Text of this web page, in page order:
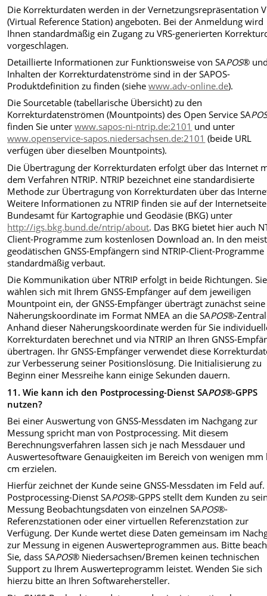
Die Korrekturdaten werden in der Vernetzungsrepräsentation
(Virtual Reference Station) angeboten. Bei der Anmeldung wird
Ihnen standardmäßig ein Zugang zu VRS-generierten
vorgeschlagen.
Detaillierte Informationen zur Funktionsweise von SAPOS®
Inhalten der Korrekturdatenströme sind in der SAPOS-
Produktdefinition zu finden (siehewww.adv-online.de).
Die Sourcetable (tabellarische Übersicht) zu den
Korrekturdatenströmen (Mountpoints) des Open Service SA
finden Sie unterwww.sapos-ni-ntrip.de:2101 und unter
www.openservice-sapos.niedersachsen.de:2101 (beide URL
verfügen über dieselben Mountpoints).
Die Übertragung der Korrekturdaten erfolgt über das Internet
dem Verfahren NTRIP. NTRIP bezeichnet eine standardisierte
Methode zur Übertragung von Korrekturdaten über das
Weitere Informationen zu NTRIP finden sie auf der
Bundesamt für Kartographie und Geodäsie (BKG) unter
http://igs.bkg.bund.de/ntrip/about. Das BKG bietet hier auch
Client-Programme zum kostenlosen Download an. In den
geodätischen GNSS-Empfängern sind NTRIP-Client-Programme
standardmäßig verbaut.
Die Kommunikation über NTRIP erfolgt in beide Richtungen. Sie
wählen sich mit Ihrem GNSS-Empfänger auf dem jeweiligen
Mountpoint ein, der GNSS-Empfänger überträgt zunächst seine
Näherungskoordinate im Format NMEA an die SAPOS®-
Anhand dieser Näherungskoordinate werden für Sie
Korrekturdaten berechnet und via NTRIP an Ihren GNSS-
übertragen. Ihr GNSS-Empfänger verwendet diese
zur Verbesserung seiner Positionslösung. Die Initialisierung zu
Beginn einer Messreihe kann einige Sekunden dauern.
11. Wie kann ich den Postprocessing-Dienst SAPOS®-GPPS
nutzen?
Bei einer Auswertung von GNSS-Messdaten im Nachgang zur
Messung spricht man von Postprocessing. Mit diesem
Berechnungsverfahren lassen sich je nach Messdauer und
Auswertesoftware Genauigkeiten im Bereich von wenigen mm
cm erzielen.
Hierfür zeichnet der Kunde seine GNSS-Messdaten im Feld
Postprocessing-Dienst SAPOS®-GPPS stellt dem Kunden zu
Messung Beobachtungsdaten von einzelnen SAPOS®-
Referenzstationen oder einer virtuellen Referenzstation zur
Verfügung. Der Kunde wertet diese Daten gemeinsam im
zur Messung in eigenen Auswerteprogrammen aus. Bitte
Sie, dass SAPOS® Niedersachsen/Bremen keinen technischen
Support zu Ihrem Auswerteprogramm leistet. Wenden Sie sich
hierzu bitte an Ihren Softwarehersteller.